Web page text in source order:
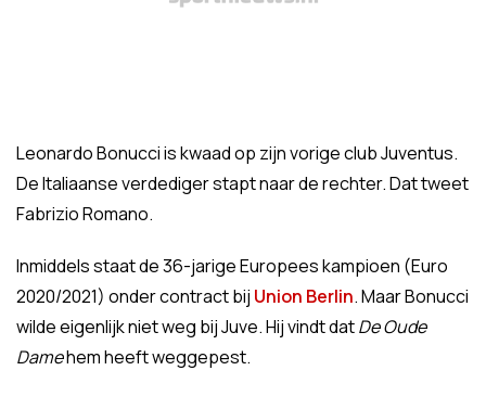
Leonardo Bonucci is kwaad op zijn vorige club Juventus.
De Italiaanse verdediger stapt naar de rechter. Dat tweet
Fabrizio Romano.
Inmiddels staat de 36-jarige Europees kampioen (Euro
2020/2021) onder contract bij Union Berlin. Maar Bonucci
wilde eigenlijk niet weg bij Juve. Hij vindt datDe Oude
Damehem heeft weggepest.